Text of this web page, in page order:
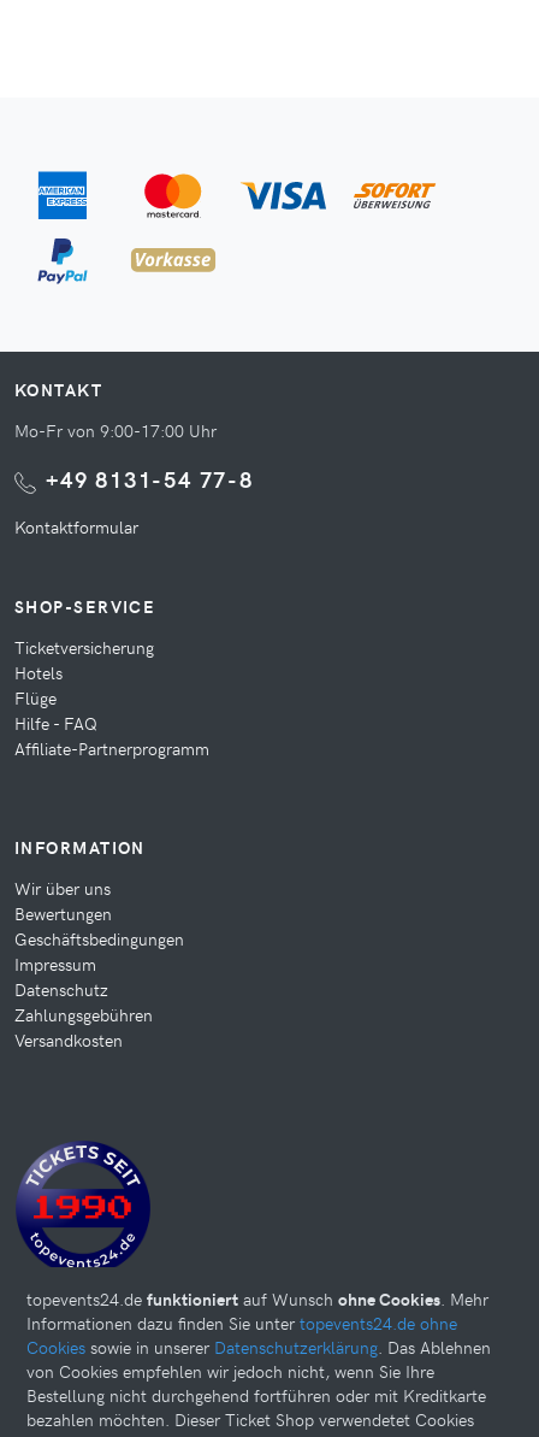
KONTAKT
Mo-Fr von 9:00-17:00 Uhr
+49 8131-54 77-8
Kontaktformular
SHOP-SERVICE
Ticketversicherung
Hotels
Flüge
Hilfe - FAQ
Affiliate-Partnerprogramm
INFORMATION
Wir über uns
Bewertungen
Geschäftsbedingungen
Impressum
Datenschutz
Zahlungsgebühren
Versandkosten
topevents24.de funktioniert auf Wunsch ohne Cookies. Mehr
Informationen dazu finden Sie unter topevents24.de ohne
Cookies sowie in unserer Datenschutzerklärung. Das Ablehnen
von Cookies empfehlen wir jedoch nicht, wenn Sie Ihre
Bestellung nicht durchgehend fortführen oder mit Kreditkarte
bezahlen möchten. Dieser Ticket Shop verwendetet Cookies